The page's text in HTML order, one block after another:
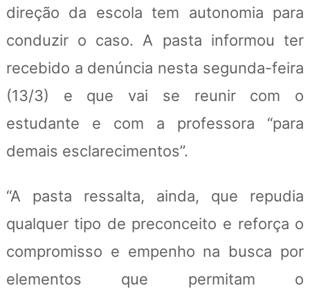
direção da escola tem autonomia para
conduzir o caso. A pasta informou ter
recebido a denúncia nesta segunda-feira
(13/3) e que vai se reunir com o
estudante e com a professora “para
demais esclarecimentos”.
“A pasta ressalta, ainda, que repudia
qualquer tipo de preconceito e reforça o
compromisso e empenho na busca por
elementos que permitam o